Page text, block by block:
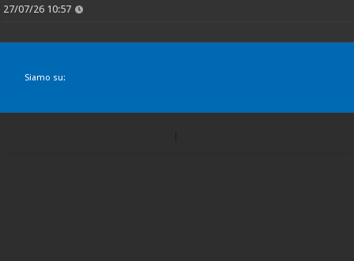
27/07/26 10:57
Siamo su: